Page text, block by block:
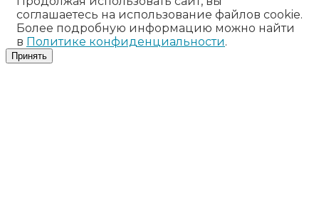
соглашаетесь на использование файлов cookie.
Более подробную информацию можно найти
в Политике конфиденциальности.
Принять